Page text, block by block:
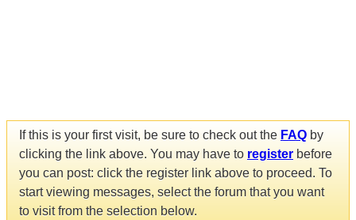
If this is your first visit, be sure to check out the FAQ by
clicking the link above. You may have to register before
you can post: click the register link above to proceed. To
start viewing messages, select the forum that you want
to visit from the selection below.